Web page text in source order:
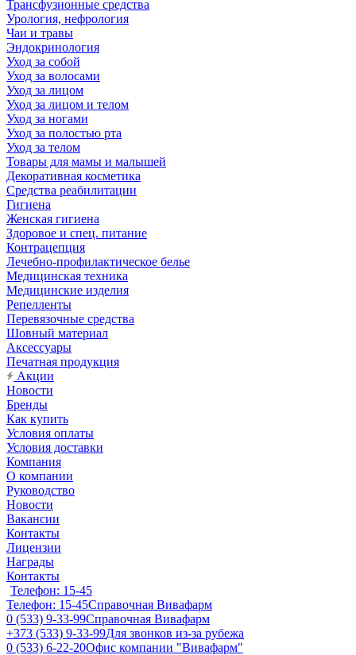
Трансфузионные средства
Урология, нефрология
Чаи и травы
Эндокринология
Уход за собой
Уход за волосами
Уход за лицом
Уход за лицом и телом
Уход за ногами
Уход за полостью рта
Уход за телом
Товары для мамы и малышей
Декоративная косметика
Средства реабилитации
Гигиена
Женская гигиена
Здоровое и спец. питание
Контрацепция
Лечебно-профилактическое белье
Медицинская техника
Медицинские изделия
Репелленты
Перевязочные средства
Шовный материал
Аксессуары
Печатная продукция
Акции
Новости
Бренды
Как купить
Условия оплаты
Условия доставки
Компания
О компании
Руководство
Новости
Вакансии
Контакты
Лицензии
Награды
Контакты
Телефон: 15-45
Телефон: 15-45Справочная Вивафарм
0 (533) 9-33-99Справочная Вивафарм
+373 (533) 9-33-99Для звонков из-за рубежа
0 (533) 6-22-20Офис компании "Вивафарм"